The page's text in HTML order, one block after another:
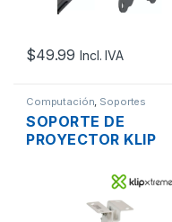
$49.99 Incl. IVA
Computación, Soportes
SOPORTE DE
PROYECTOR KLIP
UNIVERSAL TECHO
35CM, +/-15°